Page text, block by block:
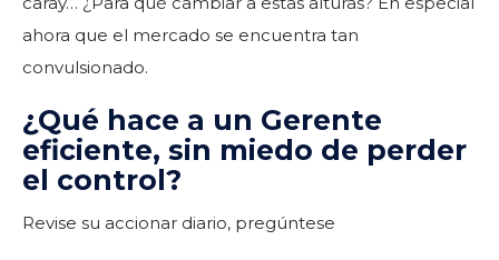
ahora que el mercado se encuentra tan
convulsionado.
¿Qué hace a un Gerente
eficiente, sin miedo de perder
el control?
Revise su accionar diario, pregúntese